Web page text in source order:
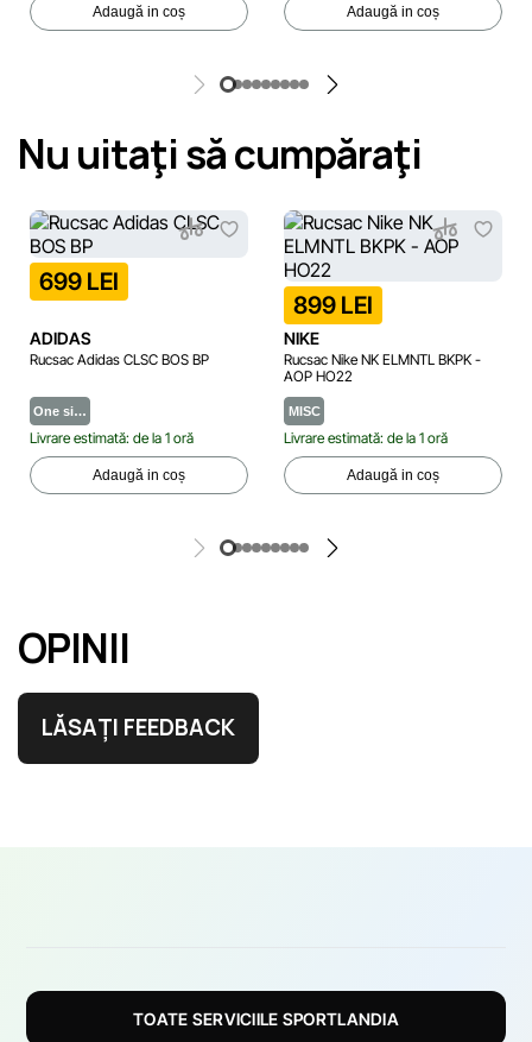
Adaugă in coș Adaugă in coș
Nu uitaţi să cumpăraţi
699 LEI
ADIDAS
Rucsac Adidas CLSC BOS BP
One si…
Livrare estimată: de la 1 oră
Adaugă in coș
899 LEI
NIKE
Rucsac Nike NK ELMNTL BKPK -
AOP HO22
MISC
Livrare estimată: de la 1 oră
Adaugă in coș
OPINII
LĂSAȚI FEEDBACK
TOATE SERVICIILE SPORTLANDIA